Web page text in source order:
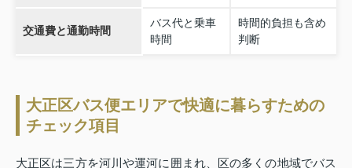
交通費と通勤時間
バス代と乗車
時間
時間的負担も含め
判断
大正区バス便エリアで快適に暮らすための
チェック項目
大正区は三方を河川や運河に囲まれ、区の多くの地域でバス